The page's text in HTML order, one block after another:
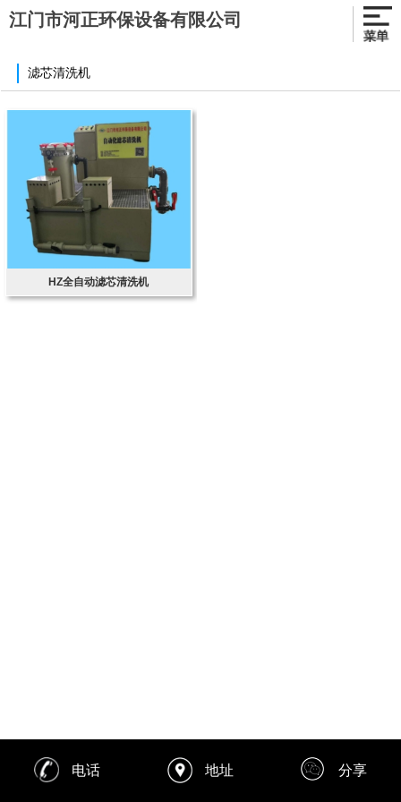
江门市河正环保设备有限公司
滤芯清洗机
HZ全自动滤芯清洗机
电话 地址 分享